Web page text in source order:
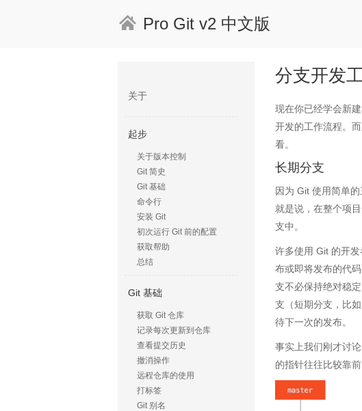
Pro Git v2 中文版
关于
起步
关于版本控制
Git 简史
Git 基础
命令行
安装 Git
初次运行 Git 前的配置
获取帮助
总结
Git 基础
获取 Git 仓库
记录每次更新到仓库
查看提交历史
撤消操作
远程仓库的使用
打标签
Git 别名
分支开发
现在你已经学会新
开发的工作流程。
看。
长期分支
因为 Git 使用简单
就是说，在整个项
支中。
许多使用 Git 的开
布或即将发布的代
支不必保持绝对稳
支（短期分支，比
待下一次的发布。
事实上我们刚才讨
的指针往往比较靠前